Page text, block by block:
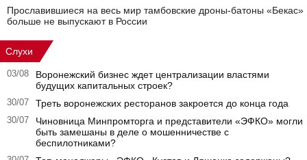
Прославившиеся на весь мир тамбовские дроны-батоны «Бекас»
больше не выпускают в России
Слухи
03/08
Воронежский бизнес ждет централизации властями
будущих капитальных строек?
30/07 Треть воронежских ресторанов закроется до конца года
30/07
Чиновница Минпромторга и представители «ЭФКО» могли
быть замешаны в деле о мошенничестве с
беспилотниками?